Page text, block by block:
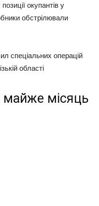
окупантів у
обстрілювали
спеціальних операцій
області
майже місяць